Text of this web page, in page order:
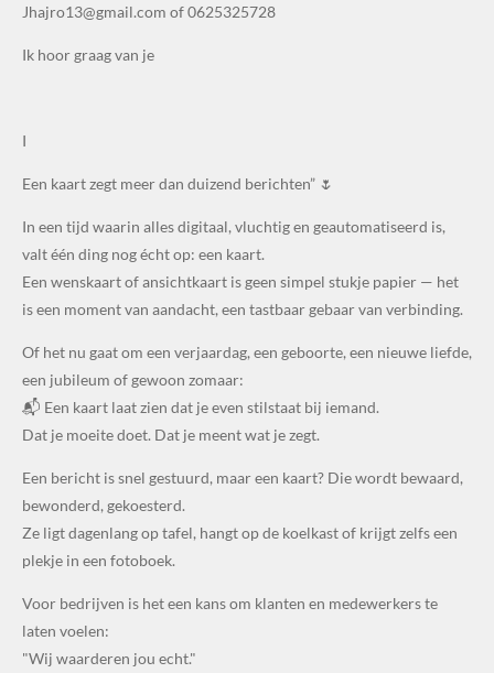
Jhajro13@gmail.com of 0625325728
Ik hoor graag van je
I
Een kaart zegt meer dan duizend berichten” 🌷
In een tijd waarin alles digitaal, vluchtig en geautomatiseerd is,
valt één ding nog écht op: een kaart.
Een wenskaart of ansichtkaart is geen simpel stukje papier — het
is een moment van aandacht, een tastbaar gebaar van verbinding.
Of het nu gaat om een verjaardag, een geboorte, een nieuwe liefde,
een jubileum of gewoon zomaar:
📬 Een kaart laat zien dat je even stilstaat bij iemand.
Dat je moeite doet. Dat je meent wat je zegt.
Een bericht is snel gestuurd, maar een kaart? Die wordt bewaard,
bewonderd, gekoesterd.
Ze ligt dagenlang op tafel, hangt op de koelkast of krijgt zelfs een
plekje in een fotoboek.
Voor bedrijven is het een kans om klanten en medewerkers te
laten voelen:
"Wij waarderen jou echt."